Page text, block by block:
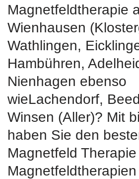
Magnetfeldtherapie
Wienhausen
Wathlingen,
Hambühren,
Nienhagen ebenso
wieLachendorf,
Winsen (Aller)? Mit
haben Sie den
Magnetfeld